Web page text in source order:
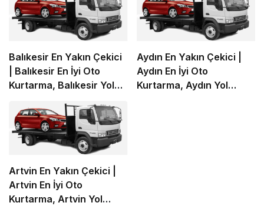
Balıkesir En Yakın Çekici
| Balıkesir En İyi Oto
Kurtarma, Balıkesir Yol
Aydın En Yakın Çekici |
Aydın En İyi Oto
Kurtarma, Aydın Yol
Artvin En Yakın Çekici |
Artvin En İyi Oto
Kurtarma, Artvin Yol